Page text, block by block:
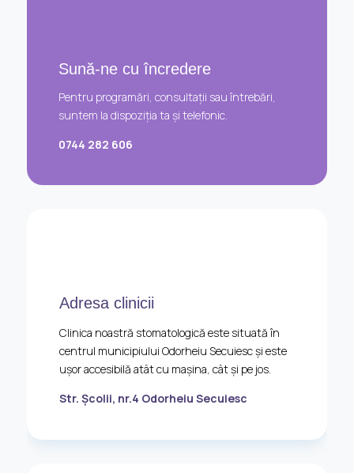
Sună-ne cu încredere
Pentru programări, consultații sau întrebări,
suntem la dispoziția ta și telefonic.
0744 282 606
Adresa clinicii
Clinica noastră stomatologică este situată în
centrul municipiului Odorheiu Secuiesc și este
ușor accesibilă atât cu mașina, cât și pe jos.
Str. Școlii, nr.4 Odorheiu Secuiesc